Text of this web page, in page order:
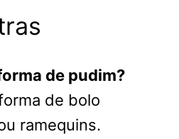
de pudim?
de bolo
ramequins.